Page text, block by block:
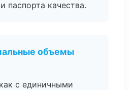
паспорта качества.
объемы
с единичными